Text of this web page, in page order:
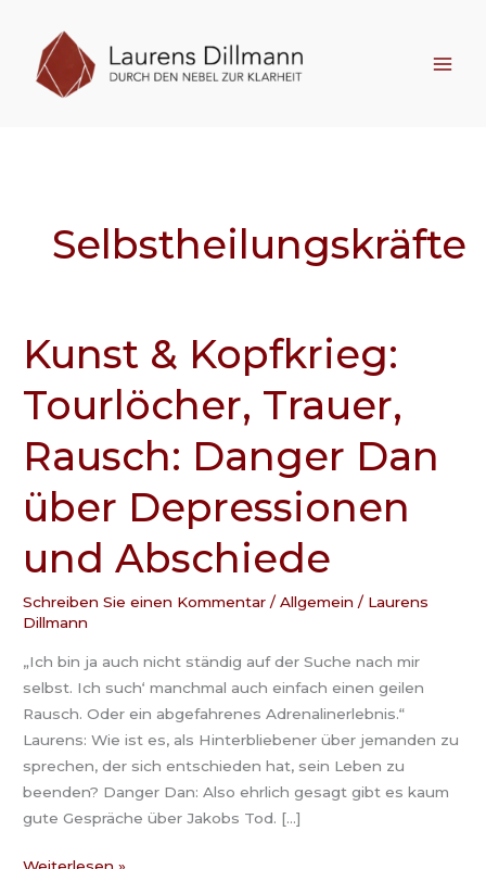
springen
Selbstheilungskräfte
Kunst & Kopfkrieg:
Tourlöcher, Trauer,
Rausch: Danger Dan
über Depressionen
und Abschiede
Schreiben Sie einen Kommentar /Allgemein / Laurens
Dillmann
„Ich bin ja auch nicht ständig auf der Suche nach mir
selbst. Ich such‘ manchmal auch einfach einen geilen
Rausch. Oder ein abgefahrenes Adrenalinerlebnis.“
Laurens: Wie ist es, als Hinterbliebener über jemanden zu
sprechen, der sich entschieden hat, sein Leben zu
beenden? Danger Dan: Also ehrlich gesagt gibt es kaum
gute Gespräche über Jakobs Tod. […]
Kunst
&
Kopfkrieg:
Tourlöcher,
Trauer,
Rausch:
Danger
Dan
über
Depressionen
und
Abschiede